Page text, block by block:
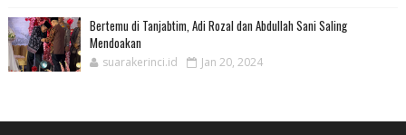
Bertemu di Tanjabtim, Adi Rozal dan Abdullah Sani Saling
Mendoakan
suarakerinci.id Jan 20, 2024